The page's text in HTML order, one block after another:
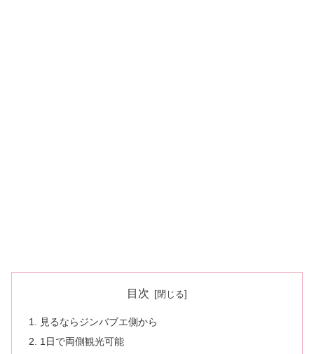
目次
見るならジンバブエ側から
1日で両側観光可能